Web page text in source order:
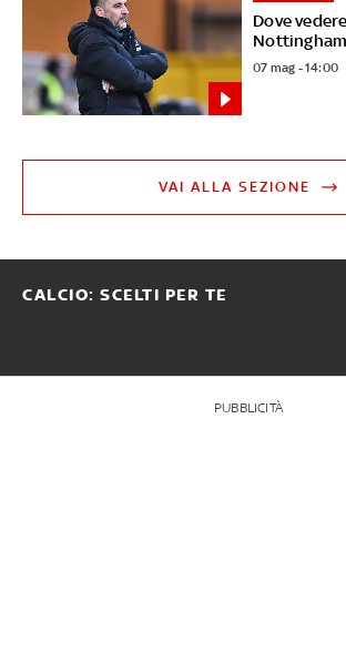
Dove
07 mag - 14:00
VAI ALLA SEZIONE
CALCIO: SCELTI PER TE
PUBBLICITÀ